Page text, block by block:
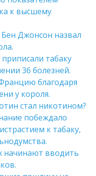
к высшему
Джонсон назвал
табаку
36 болезней.
благодаря
у короля.
стал никотином?
побеждало
к табаку,
начинают вводить